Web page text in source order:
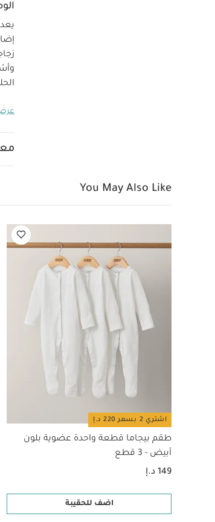
عرض
You May Also Like
اشتري 2 بسعر 220 د.إ
طقم بيجاما قطعة واحدة عضوية بلون
أبيض - 3 قطع
149 د.إ
اضف للحقيبة